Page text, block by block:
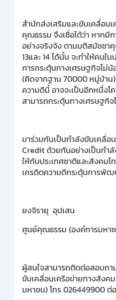
สำนักส่งเสริมและขับเคลื่อน
คุณธรรม จึงเชื่อได้ว่า หากมี
อย่างจริงจัง ตามมติสมัชชา
13และ 14 ได้นั้น จะทำให้คนใ
การกระตุ้นทางเศรษฐกิจไม่
(คิดจากฐาน 70000 หมู่บ้าน
ความดีนี้ อาจจะเป็นอีกหนึ่งโ
สามารถกระตุ้นทางเศรษฐกิ
มาร่วมกันเป็นกำลังขับเคลื่อ
Credit ด้วยกันอย่างเป็นกำลั
ให้กับประเทศชาติและสังคมไ
เครดิตความดีกระตุ้นการพั
ยงจิรายุ อุปเสน
ศูนย์คุณธรรม (องค์การมหา
ผู้สนใจสามารถติดต่อสอบถา
ขับเคลื่อนเครือข่ายทางสัง
มหาชน) โทร 026449900 ต่อ